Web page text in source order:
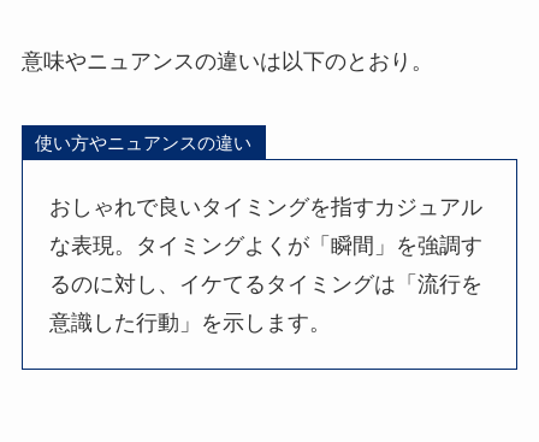
意味やニュアンスの違いは以下のとおり。
使い方やニュアンスの違い
おしゃれで良いタイミングを指すカジュアル
な表現。タイミングよくが「瞬間」を強調す
るのに対し、イケてるタイミングは「流行を
意識した行動」を示します。